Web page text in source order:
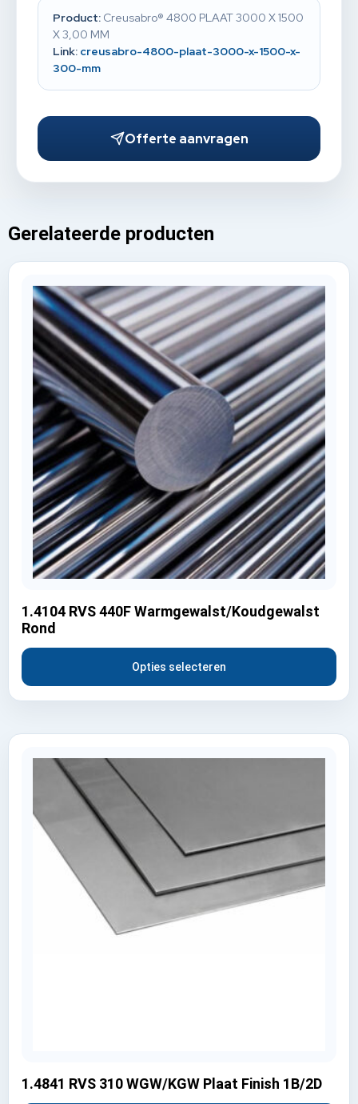
Product: Creusabro® 4800 PLAAT 3000 X 1500
X 3,00 MM
Link: creusabro-4800-plaat-3000-x-1500-x-
300-mm
Offerte aanvragen
Gerelateerde producten
1.4104 RVS 440F Warmgewalst/Koudgewalst
Rond
Opties selecteren
1.4841 RVS 310 WGW/KGW Plaat Finish 1B/2D